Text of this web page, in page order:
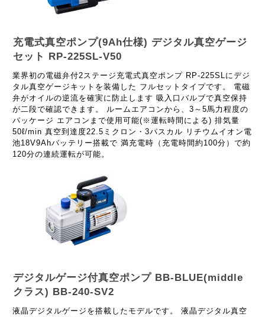
充電式真空ポンプ(9Ah仕様) デジタル真空ゲージ
セット RP-225SL-V50
業界初の電磁弁付2ステージ充電式真空ポンプ RP-225SLにデジ
タル真空ゲージキットを装備した フルセットタイプです。 電磁
弁がオイルの逆流を確実に防止します 吸入口バルブで真空保持
が二段で確認できます。 ルームエアコンから、3～5馬力程度の
パッケージ エアコンまで使用可能(※運転時間による) 排気量
50ℓ/min 真空到達度22.5ミクロン・3パスカル リチウムイオン電
池18V9Ahバッテリー搭載で 満充電時（充電時間約100分）で約
120分の連続運転が可能。
デジタルゲージ付真空ポンプ BB-BLUE(middle
クラス) BB-240-SV2
液晶デジタルゲージを搭載したモデルです。 液晶デジタル真空